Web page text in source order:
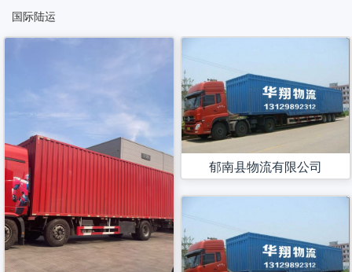
国际陆运
郁南县物流有限公司